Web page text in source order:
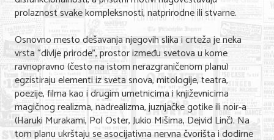
prolaznost svake kompleksnosti, natprirodne ili stvarne.
Osnovno mesto dešavanja njegovih slika i crteža je neka
vrsta “divlje prirode”, prostor između svetova u kome
ravnopravno (često na istom nerazgraničenom planu)
egzistiraju elementi iz sveta snova, mitologije, teatra,
poezije, filma kao i drugim umetnicima i književnicima
magičnog realizma, nadrealizma, juznjačke gotike ili noir-a
(Haruki Murakami, Pol Oster, Jukio Mišima, Dejvid Linč). Na
tom planu ukrštaju se asocijativna nervna čvorišta i dodirne